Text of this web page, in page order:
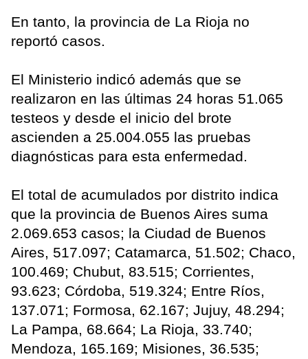
En tanto, la provincia de La Rioja no
reportó casos.
El Ministerio indicó además que se
realizaron en las últimas 24 horas 51.065
testeos y desde el inicio del brote
ascienden a 25.004.055 las pruebas
diagnósticas para esta enfermedad.
El total de acumulados por distrito indica
que la provincia de Buenos Aires suma
2.069.653 casos; la Ciudad de Buenos
Aires, 517.097; Catamarca, 51.502; Chaco,
100.469; Chubut, 83.515; Corrientes,
93.623; Córdoba, 519.324; Entre Ríos,
137.071; Formosa, 62.167; Jujuy, 48.294;
La Pampa, 68.664; La Rioja, 33.740;
Mendoza, 165.169; Misiones, 36.535;